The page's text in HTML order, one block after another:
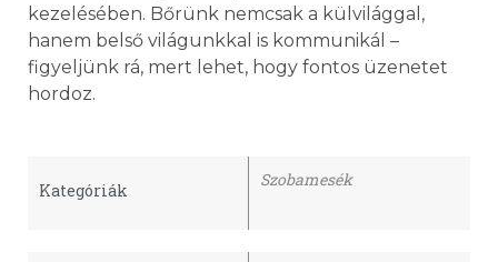
kezelésében. Bőrünk nemcsak a külvilággal,
hanem belső világunkkal is kommunikál –
figyeljünk rá, mert lehet, hogy fontos üzenetet
hordoz.
Kategóriák
Szobamesék